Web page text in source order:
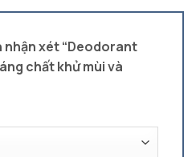
nhận xét “Deodorant
chất khử mùi và